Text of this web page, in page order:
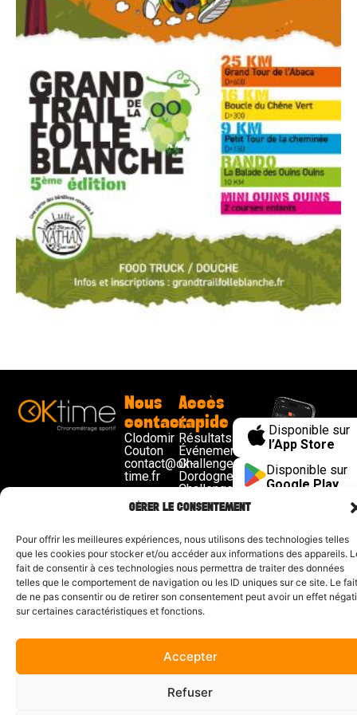
GÉRER LE CONSENTEMENT
Pour offrir les meilleures expériences, nous utilisons des technologies telles
que les cookies pour stocker et/ou accéder aux informations des appareils.
fait de consentir à ces technologies nous permettra de traiter des données
telles que le comportement de navigation ou les ID uniques sur ce site. Le fait
de ne pas consentir ou de retirer son consentement peut avoir un effet
sur certaines caractéristiques et fonctions.
Accepter
Refuser
Nous
contacter
Clodomir
Couton
contact@ok-
time.fr
Accès
rapide
Résultats
Événements
Challenge
Dordogne
Challenge
Trail 17
Demande
Disponible sur
l’App Store
Disponible sur
Google Play
Mentions légales| Propulsé parCYL&COM